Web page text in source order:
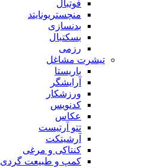
فوتبال
منچستریونایتد
بدنسازی
بسکتبال
رزمی
تیشرت مشاغل
باریستا
آرایشگر
ورزشکار
کدنویس
عکاس
تتو آرتیست
آرشیتکت
کنتاکی و مرغی
کمپ و طبیعت گردی